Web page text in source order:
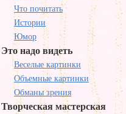
Что почитать
Истории
Юмор
Это надо видеть
Веселые картинки
Объемные картинки
Обманы зрения
Творческая мастерская